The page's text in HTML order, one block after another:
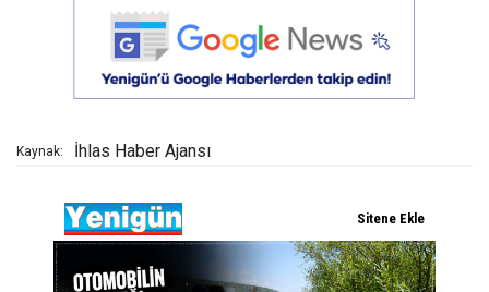
Kaynak: İhlas Haber Ajansı